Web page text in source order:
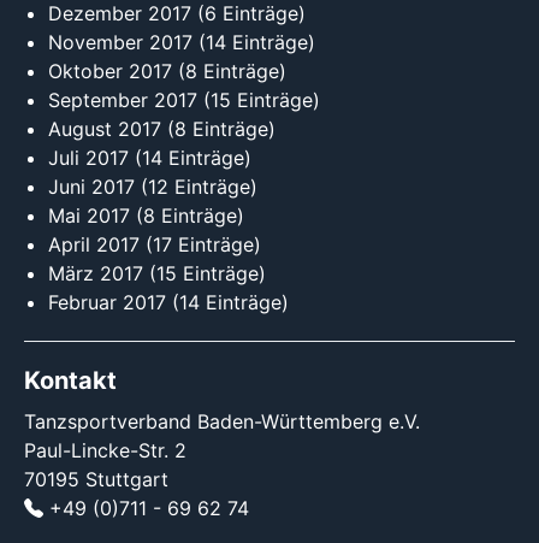
Dezember 2017 (6 Einträge)
November 2017 (14 Einträge)
Oktober 2017 (8 Einträge)
September 2017 (15 Einträge)
August 2017 (8 Einträge)
Juli 2017 (14 Einträge)
Juni 2017 (12 Einträge)
Mai 2017 (8 Einträge)
April 2017 (17 Einträge)
März 2017 (15 Einträge)
Februar 2017 (14 Einträge)
Kontakt
Tanzsportverband Baden-Württemberg e.V.
Paul-Lincke-Str. 2
70195 Stuttgart
+49 (0)711 - 69 62 74